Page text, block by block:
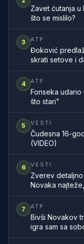
Zavet ćutanja u
što se mislilo?
3 ATP
Đoković
skrati setove i
4 ATP
Fonseka
što stari"
5 VESTI
Čudesna 16-
(VIDEO)
6 VESTI
Zverev
Novaka
7 ATP
Bivši Novakov
igra sam sa